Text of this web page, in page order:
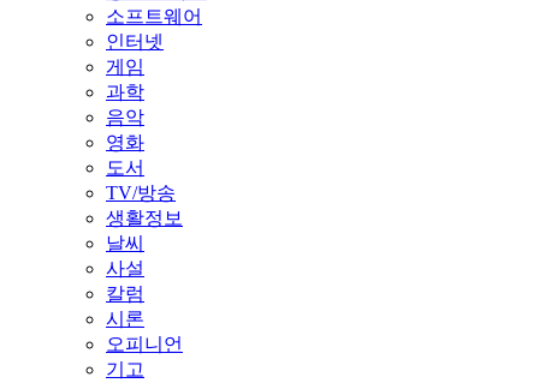
소프트웨어
인터넷
게임
과학
음악
영화
도서
TV/방송
생활정보
날씨
사설
칼럼
시론
오피니언
기고